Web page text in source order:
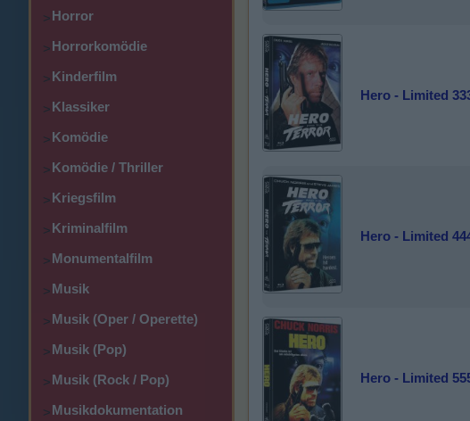
>Horror
>Horrorkomödie
>Kinderfilm
>Klassiker
>Komödie
>Komödie / Thriller
>Kriegsfilm
>Kriminalfilm
>Monumentalfilm
>Musik
>Musik (Oper / Operette)
>Musik (Pop)
>Musik (Rock / Pop)
>Musikdokumentation
Hero - Limited
Hero - Limited
Hero - Limited